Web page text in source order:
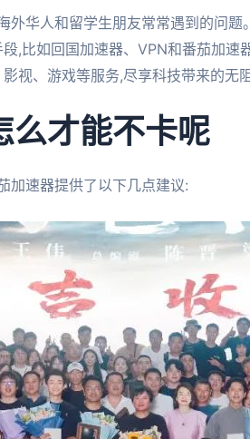
外华人和留学生朋友常常遇到的问题
,比如回国加速器、VPN和番茄加速
视、游戏等服务,尽享科技带来的无
么才能不卡呢
加速器提供了以下几点建议: